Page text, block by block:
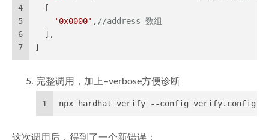
4
5
6
7
  [
'0x0000' , //address 数组
  ],
]
完整调用，加上–verbose方便诊断
1 npx hardhat verify --config verify.config.ts --
这次调用后，得到了一个新错误：